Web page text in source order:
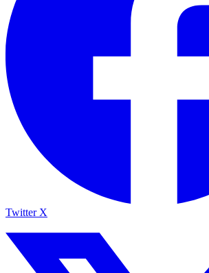
Twitter X